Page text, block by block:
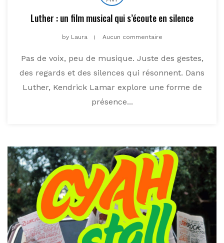
Luther : un film musical qui s’écoute en silence
byLaura Aucun commentaire
Pas de voix, peu de musique. Juste des gestes,
des regards et des silences qui résonnent. Dans
Luther, Kendrick Lamar explore une forme de
présence...